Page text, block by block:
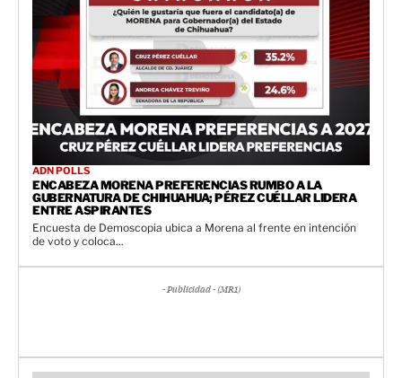
ADN POLLS
ENCABEZA MORENA PREFERENCIAS RUMBO A LA
GUBERNATURA DE CHIHUAHUA; PÉREZ CUÉLLAR LIDERA
ENTRE ASPIRANTES
Encuesta de Demoscopia ubica a Morena al frente en intención
de voto y coloca...
- Publicidad - (MR1)